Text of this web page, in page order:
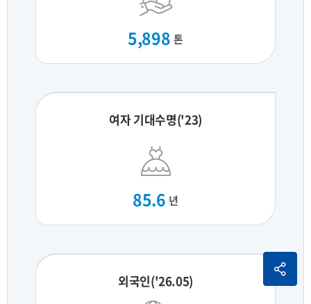
5,898 톤
여자 기대수명('23)
85.6 년
외국인('26.05)